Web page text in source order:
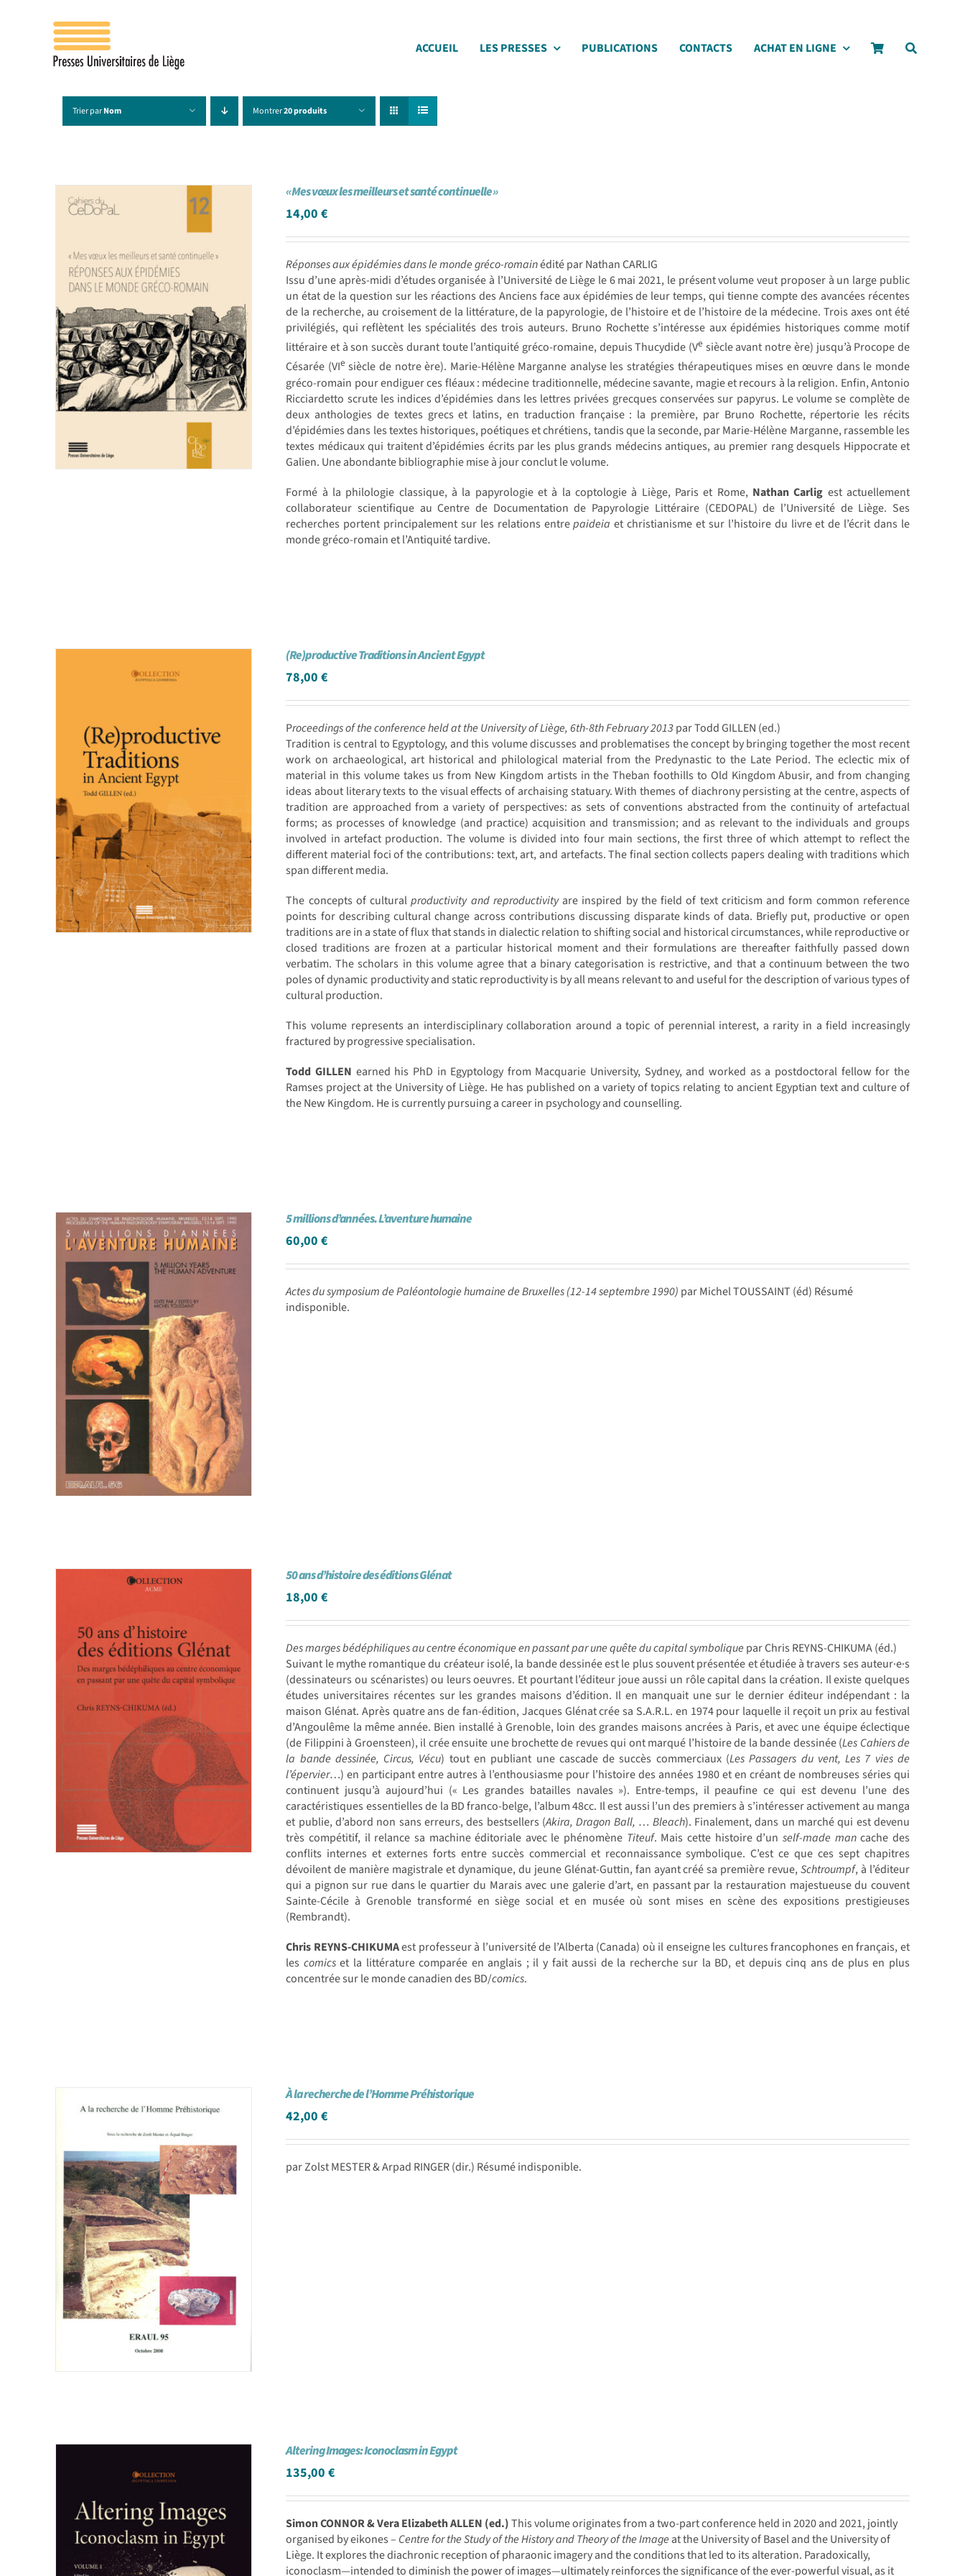
ACCUEIL LES PRESSES PUBLICATIONS CONTACTS ACHAT EN LIGNE
Trier parNom Montrer20 produits
« Mes vœux les meilleurs et santé continuelle »
14,00€
Réponses aux épidémies dans le monde gréco-romainédité par Nathan CARLIG
Issu d’une après-midi d’études organisée à l’Université de Liège le 6 mai 2021, le présent volume veut proposer à un large public
un état de la question sur les réactions des Anciens face aux épidémies de leur temps, qui tienne compte des avancées récentes
de la recherche, au croisement de la littérature, de la papyrologie, de l’histoire et de l’histoire de la médecine. Trois axes ont été
privilégiés, qui reflètent les spécialités des trois auteurs. Bruno Rochette s’intéresse aux épidémies historiques comme motif
littéraire et à son succès durant toute l’antiquité gréco-romaine, depuis Thucydide (Ve siècle avant notre ère) jusqu’à Procope de
Césarée (VIe siècle de notre ère). Marie-Hélène Marganne analyse les stratégies thérapeutiques mises en œuvre dans le monde
gréco-romain pour endiguer ces fléaux : médecine traditionnelle, médecine savante, magie et recours à la religion. Enfin, Antonio
Ricciardetto scrute les indices d’épidémies dans les lettres privées grecques conservées sur papyrus. Le volume se complète de
deux anthologies de textes grecs et latins, en traduction française : la première, par Bruno Rochette, répertorie les récits
d’épidémies dans les textes historiques, poétiques et chrétiens, tandis que la seconde, par Marie-Hélène Marganne, rassemble les
textes médicaux qui traitent d’épidémies écrits par les plus grands médecins antiques, au premier rang desquels Hippocrate et
Galien. Une abondante bibliographie mise à jour conclut le volume.
Formé à la philologie classique, à la papyrologie et à la coptologie à Liège, Paris et Rome, Nathan Carlig est actuellement
collaborateur scientifique au Centre de Documentation de Papyrologie Littéraire (CEDOPAL) de l’Université de Liège. Ses
recherches portent principalement sur les relations entrepaideia et christianisme et sur l’histoire du livre et de l’écrit dans le
monde gréco-romain et l’Antiquité tardive.
(Re)productive Traditions in Ancient Egypt
78,00€
Proceedings of the conference held at the University of Liège, 6th-8th February 2013par Todd GILLEN (ed.)
Tradition is central to Egyptology, and this volume discusses and problematises the concept by bringing together the most recent
work on archaeological, art historical and philological material from the Predynastic to the Late Period. The eclectic mix of
material in this volume takes us from New Kingdom artists in the Theban foothills to Old Kingdom Abusir, and from changing
ideas about literary texts to the visual effects of archaising statuary. With themes of diachrony persisting at the centre, aspects of
tradition are approached from a variety of perspectives: as sets of conventions abstracted from the continuity of artefactual
forms; as processes of knowledge (and practice) acquisition and transmission; and as relevant to the individuals and groups
involved in artefact production. The volume is divided into four main sections, the first three of which attempt to reflect the
different material foci of the contributions: text, art, and artefacts. The final section collects papers dealing with traditions which
span different media.
The concepts of culturalproductivity and reproductivityare inspired by the field of text criticism and form common reference
points for describing cultural change across contributions discussing disparate kinds of data. Briefly put, productive or open
traditions are in a state of flux that stands in dialectic relation to shifting social and historical circumstances, while reproductive or
closed traditions are frozen at a particular historical moment and their formulations are thereafter faithfully passed down
verbatim. The scholars in this volume agree that a binary categorisation is restrictive, and that a continuum between the two
poles of dynamic productivity and static reproductivity is by all means relevant to and useful for the description of various types of
cultural production.
This volume represents an interdisciplinary collaboration around a topic of perennial interest, a rarity in a field increasingly
fractured by progressive specialisation.
Todd GILLEN earned his PhD in Egyptology from Macquarie University, Sydney, and worked as a postdoctoral fellow for the
Ramses project at the University of Liège. He has published on a variety of topics relating to ancient Egyptian text and culture of
the New Kingdom. He is currently pursuing a career in psychology and counselling.
5 millions d’années. L’aventure humaine
60,00€
Actes du symposium de Paléontologie humaine de Bruxelles (12-14 septembre 1990) par Michel TOUSSAINT (éd) Résumé
indisponible.
50 ans d’histoire des éditions Glénat
18,00€
Des marges bédéphiliques au centre économique en passant par une quête du capital symbolique par Chris REYNS-CHIKUMA (éd.)
Suivant le mythe romantique du créateur isolé, la bande dessinée est le plus souvent présentée et étudiée à travers ses auteur·e·s
(dessinateurs ou scénaristes) ou leurs oeuvres. Et pourtant l’éditeur joue aussi un rôle capital dans la création. Il existe quelques
études universitaires récentes sur les grandes maisons d’édition. Il en manquait une sur le dernier éditeur indépendant : la
maison Glénat. Après quatre ans de fan-édition, Jacques Glénat crée sa S.A.R.L. en 1974 pour laquelle il reçoit un prix au festival
d’Angoulême la même année. Bien installé à Grenoble, loin des grandes maisons ancrées à Paris, et avec une équipe éclectique
(de Filippini à Groensteen), il crée ensuite une brochette de revues qui ont marqué l’histoire de la bande dessinée (Les Cahiers de
la bande dessinée, Circus, Vécu) tout en publiant une cascade de succès commerciaux (Les Passagers du vent, Les 7 vies de
l’épervier…) en participant entre autres à l’enthousiasme pour l’histoire des années 1980 et en créant de nombreuses séries qui
continuent jusqu’à aujourd’hui (« Les grandes batailles navales »). Entre-temps, il peaufine ce qui est devenu l’une des
caractéristiques essentielles de la BD franco-belge, l’album 48cc. Il est aussi l’un des premiers à s’intéresser activement au manga
et publie, d’abord non sans erreurs, des bestsellers (Akira, Dragon Ball, … Bleach). Finalement, dans un marché qui est devenu
très compétitif, il relance sa machine éditoriale avec le phénomène Titeuf. Mais cette histoire d’un self-made mancache des
conflits internes et externes forts entre succès commercial et reconnaissance symbolique. C’est ce que ces sept chapitres
dévoilent de manière magistrale et dynamique, du jeune Glénat-Guttin, fan ayant créé sa première revue,Schtroumpf, à l’éditeur
qui a pignon sur rue dans le quartier du Marais avec une galerie d’art, en passant par la restauration majestueuse du couvent
Sainte-Cécile à Grenoble transformé en siège social et en musée où sont mises en scène des expositions prestigieuses
(Rembrandt).
Chris REYNS-CHIKUMAest professeur à l’université de l’Alberta (Canada) où il enseigne les cultures francophones en français, et
les comicset la littérature comparée en anglais ; il y fait aussi de la recherche sur la BD, et depuis cinq ans de plus en plus
concentrée sur le monde canadien des BD/comics.
À la recherche de l’Homme Préhistorique
42,00€
par Zolst MESTER & Arpad RINGER (dir.) Résumé indisponible.
Altering Images: Iconoclasm in Egypt
135,00€
Simon CONNOR &Vera Elizabeth ALLEN (ed.)This volume originates from a two-part conference held in 2020 and 2021, jointly
organised by eikones – Centre for the Study of the History and Theory of the Image at the University of Basel and the University of
Liège. It explores the diachronic reception of pharaonic imagery and the conditions that led to its alteration. Paradoxically,
iconoclasm—intended to diminish the power of images—ultimately reinforces the significance of the ever-powerful visual, as it